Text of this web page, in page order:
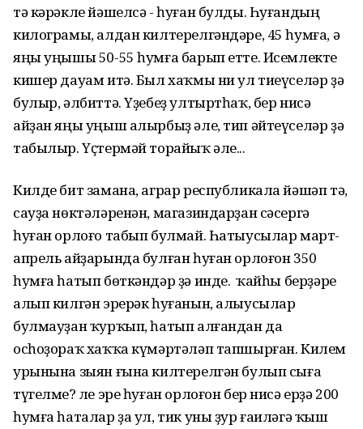
тә кәрәкле йәшелсә - һуған булды. Һуғандың
килограмы, алдан килтерелгәндәре, 45 һумға, ә
яңы уңышы 50-55 һумға барып етте. Исемлекте
кишер дауам итә. Был хаҡмы ни ул тиеүселәр ҙә
булыр, әлбиттә. Үҙебеҙ ултыртһаҡ, бер нисә
айҙан яңы уңыш алырбыҙ әле, тип әйтеүселәр ҙә
табылыр. Үҫтермәй торайыҡ әле...
Килде бит замана, аграр республикала йәшәп тә,
сауҙа нөктәләренән, магазиндарҙан сәсергә
һуған орлоғо табып булмай. Һатыусылар март-
апрель айҙарында булған һуған орлоғон 350
һумға һатып бөткәндәр ҙә инде. Ә ҡайһы берҙәре
алып килгән эрерәк һуғанын, алыусылар
булмауҙан ҡурҡып, һатып алғандан да
осһоҙораҡ хаҡҡа күмәртәләп тапшырған. Килем
урынына зыян ғына килтерелгән булып сыға
түгелме? Әле эре һуған орлоғон бер нисә ерҙә 200
һумға һаталар ҙа ул, тик уны ҙур ғаиләгә ҡыш